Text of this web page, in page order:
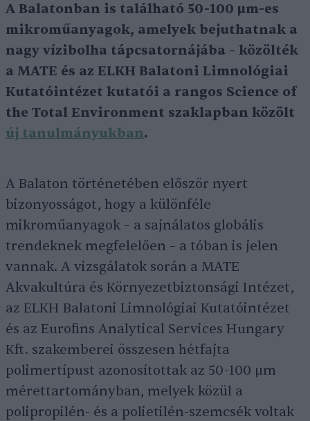
A Balatonban is található 50-100 µm-es
mikroműanyagok, amelyek bejuthatnak a
nagy vízibolha tápcsatornájába – közölték
a MATE és az ELKH Balatoni Limnológiai
Kutatóintézet kutatói a rangos Science of
the Total Environment szaklapban közölt
új tanulmányukban.
A Balaton történetében először nyert
bizonyosságot, hogy a különféle
mikroműanyagok – a sajnálatos globális
trendeknek megfelelően – a tóban is jelen
vannak. A vizsgálatok során a MATE
Akvakultúra és Környezetbiztonsági Intézet,
az ELKH Balatoni Limnológiai Kutatóintézet
és az Eurofins Analytical Services Hungary
Kft. szakemberei összesen hétfajta
polimertípust azonosítottak az 50-100 µm
mérettartományban, melyek közül a
polipropilén- és a polietilén-szemcsék voltak